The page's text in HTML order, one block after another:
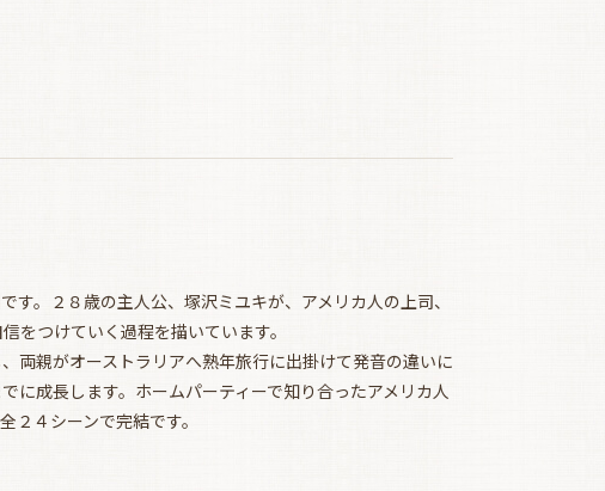
。２８歳の主人公、塚沢ミユキが、アメリカ人の上司、
をつけていく過程を描いています。
両親がオーストラリアへ熟年旅行に出掛けて発音の違いに
成長します。ホームパーティーで知り合ったアメリカ人
４シーンで完結です。